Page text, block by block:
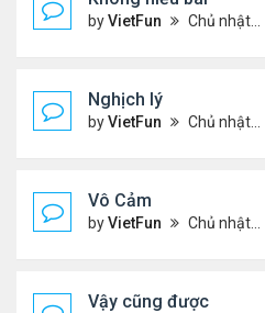
byVietFun Chủ nhật Tháng 11 14, 2021 9:01 pm
Nghịch lý
byVietFun Chủ nhật Tháng 11 07, 2021 9:39 pm
Vô Cảm
byVietFun Chủ nhật Tháng 11 07, 2021 8:01 pm
Vậy cũng được